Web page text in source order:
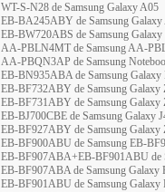
WT-S-N28 de Samsung Galaxy A05
EB-BA245ABY de Samsung Galaxy
EB-BW720ABS de Samsung
AA-PBLN4MT de Samsung AA-
AA-PBQN3AP de Samsung
EB-BN935ABA de Samsung Galaxy
EB-BF732ABY de Samsung Galaxy
EB-BF731ABY de Samsung Galaxy
EB-BJ700CBE de Samsung Galaxy
EB-BF927ABY de Samsung Galaxy
EB-BF900ABU de Samsung EB-
EB-BF907ABA+EB-BF901ABU de
EB-BF907ABA de Samsung
EB-BF901ABU de Samsung